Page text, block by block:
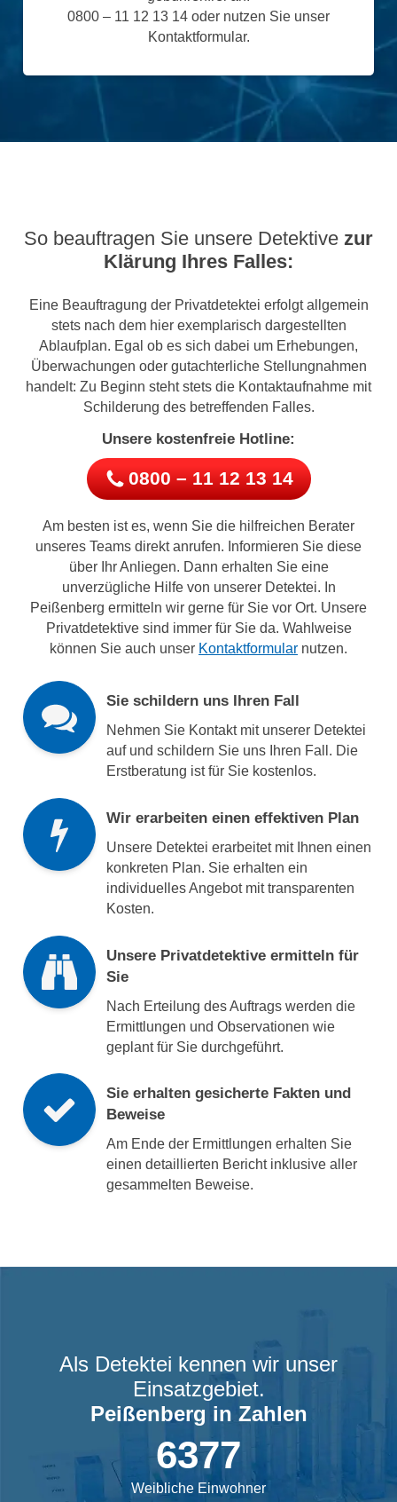
0800 – 11 12 13 14 oder nutzen Sie unser
Kontaktformular.
So beauftragen Sie unsere Detektive zur
Klärung Ihres Falles:
Eine Beauftragung der Privatdetektei erfolgt allgemein
stets nach dem hier exemplarisch dargestellten
Ablaufplan. Egal ob es sich dabei um Erhebungen,
Überwachungen oder gutachterliche Stellungnahmen
handelt: Zu Beginn steht stets die Kontaktaufnahme mit
Schilderung des betreffenden Falles.
Unsere kostenfreie Hotline:
0800 – 11 12 13 14
Am besten ist es, wenn Sie die hilfreichen Berater
unseres Teams direkt anrufen. Informieren Sie diese
über Ihr Anliegen. Dann erhalten Sie eine
unverzügliche Hilfe von unserer Detektei. In
Peißenberg ermitteln wir gerne für Sie vor Ort. Unsere
Privatdetektive sind immer für Sie da. Wahlweise
können Sie auch unser Kontaktformular nutzen.
Sie schildern uns Ihren Fall
Nehmen Sie Kontakt mit unserer Detektei
auf und schildern Sie uns Ihren Fall. Die
Erstberatung ist für Sie kostenlos.
Wir erarbeiten einen effektiven Plan
Unsere Detektei erarbeitet mit Ihnen einen
konkreten Plan. Sie erhalten ein
individuelles Angebot mit transparenten
Kosten.
Unsere Privatdetektive ermitteln für
Sie
Nach Erteilung des Auftrags werden die
Ermittlungen und Observationen wie
geplant für Sie durchgeführt.
Sie erhalten gesicherte Fakten und
Beweise
Am Ende der Ermittlungen erhalten Sie
einen detaillierten Bericht inklusive aller
gesammelten Beweise.
Als Detektei kennen wir unser
Einsatzgebiet.
Peißenberg in Zahlen
6377
Weibliche Einwohner